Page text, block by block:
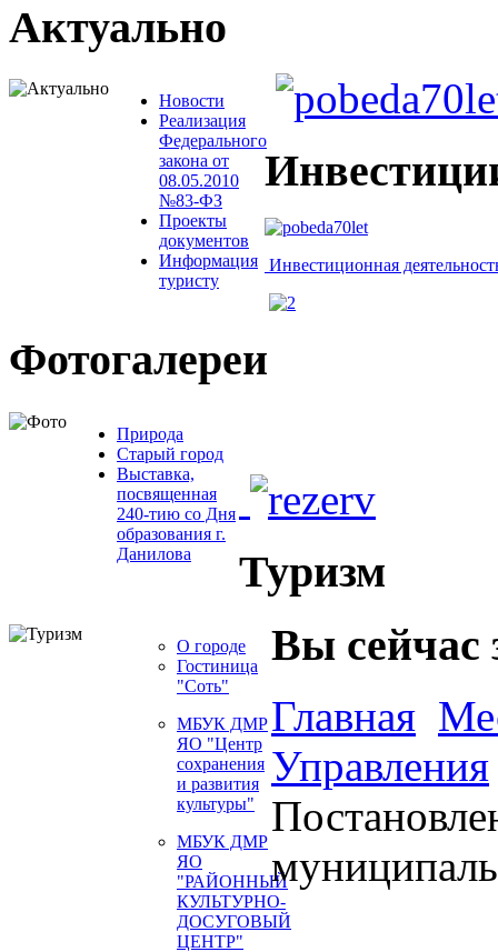
Актуально
Новости
Реализация
Федерального
закона от
08.05.2010
№83-ФЗ
Проекты
документов
Информация
туристу
Инвестиционная
Фотогалереи
Природа
Старый город
Выставка,
посвященная
240-тию со Дня
образования г.
Данилова
Туризм
О городе
Гостиница
"Соть"
МБУК ДМР
ЯО "Центр
сохранения
и развития
культуры"
МБУК ДМР
ЯО
"РАЙОННЫЙ
КУЛЬТУРНО-
ДОСУГОВЫЙ
ЦЕНТР"
Вы сейчас
Главная
Управления